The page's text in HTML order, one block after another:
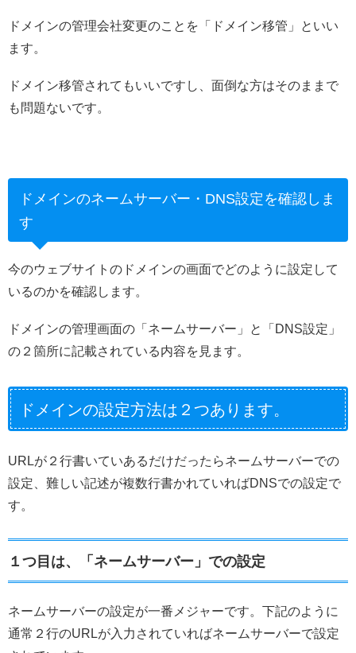
ドメインの管理会社変更のことを「ドメイン移管」といい
ます。
ドメイン移管されてもいいですし、面倒な方はそのままで
も問題ないです。
ドメインのネームサーバー・DNS設定を確認しま
す
今のウェブサイトのドメインの画面でどのように設定して
いるのかを確認します。
ドメインの管理画面の「ネームサーバー」と「DNS設定」
の２箇所に記載されている内容を見ます。
ドメインの設定方法は２つあります。
URLが２行書いていあるだけだったらネームサーバーでの
設定、難しい記述が複数行書かれていればDNSでの設定で
す。
１つ目は、「ネームサーバー」での設定
ネームサーバーの設定が一番メジャーです。下記のように
通常２行のURLが入力されていればネームサーバーで設定